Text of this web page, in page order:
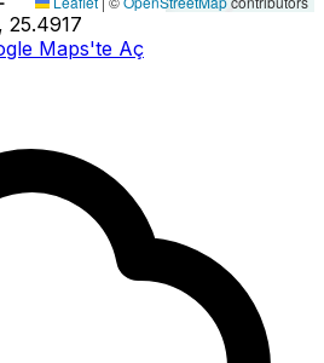
3.3M
6.20km
25.4917
Maps'te Aç